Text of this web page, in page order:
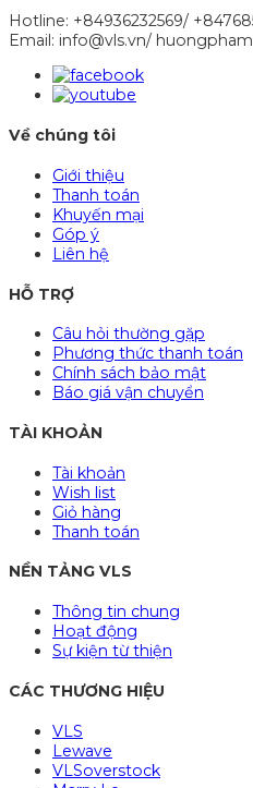
Hotline: +84936232569/
Email: info@vls.vn/
Về chúng tôi
Giới thiệu
Thanh toán
Khuyến mại
Góp ý
Liên hệ
HỖ TRỢ
Câu hỏi thường gặp
Phương thức thanh toán
Chính sách bảo mật
Báo giá vận chuyển
TÀI KHOẢN
Tài khoản
Wish list
Giỏ hàng
Thanh toán
NỀN TẢNG VLS
Thông tin chung
Hoạt động
Sự kiện từ thiện
CÁC THƯƠNG HIỆU
VLS
Lewave
VLSoverstock